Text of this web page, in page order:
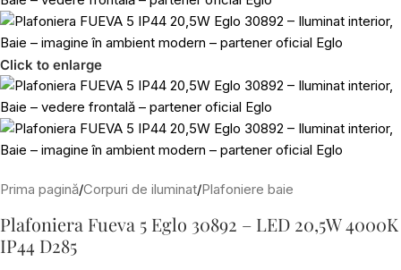
Click to enlarge
Prima pagină/Corpuri de iluminat/Plafoniere baie
Plafoniera Fueva 5 Eglo 30892 – LED 20,5W 4000K
IP44 D285